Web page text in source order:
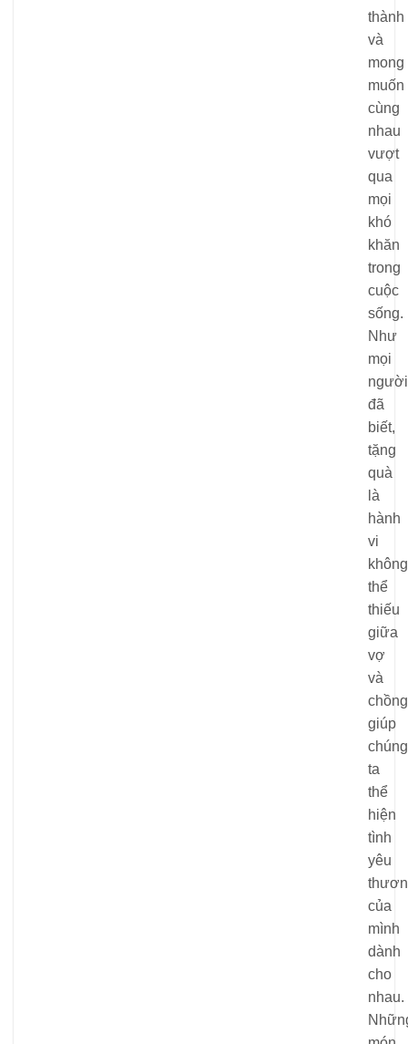
thành
và
mong
muốn
cùng
nhau
vượt
qua
mọi
khó
khăn
trong
cuộc
sống.
Như
mọi
người
đã
biết,
tặng
quà
là
hành
vi
không
thể
thiếu
giữa
vợ
và
giúp
chúng
ta
thể
hiện
tình
yêu
của
mình
dành
cho
nhau.